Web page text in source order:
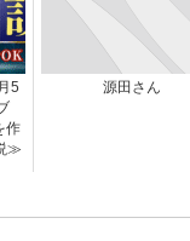
5
作
≫
源田さん